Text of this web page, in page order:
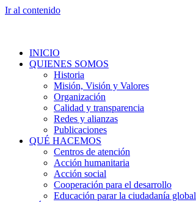
Ir al contenido
INICIO
QUIENES SOMOS
Historia
Misión, Visión y Valores
Organización
Calidad y transparencia
Redes y alianzas
Publicaciones
QUÉ HACEMOS
Centros de atención
Acción humanitaria
Acción social
Cooperación para el desarrollo
Educación parar la ciudadanía global